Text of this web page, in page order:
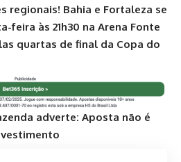
regionais! Bahia e Fortaleza se
feira às 21h30 na Arena Fonte
quartas de final da Copa do
adverte: Aposta não é